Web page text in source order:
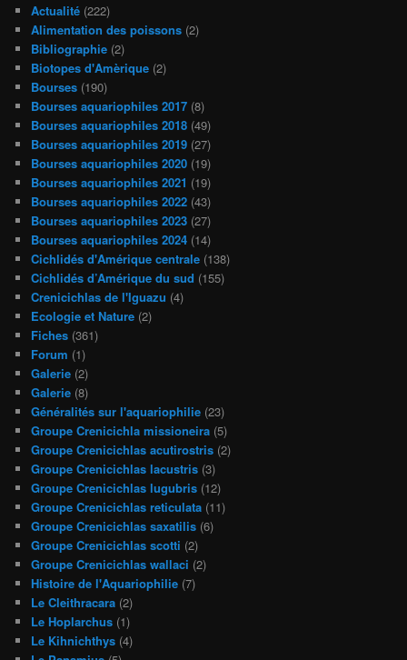
Actualité (222)
Alimentation des poissons (2)
Bibliographie (2)
Biotopes d'Amèrique (2)
Bourses (190)
Bourses aquariophiles 2017 (8)
Bourses aquariophiles 2018 (49)
Bourses aquariophiles 2019 (27)
Bourses aquariophiles 2020 (19)
Bourses aquariophiles 2021 (19)
Bourses aquariophiles 2022 (43)
Bourses aquariophiles 2023 (27)
Bourses aquariophiles 2024 (14)
Cichlidés d'Amérique centrale (138)
Cichlidés d’Amérique du sud (155)
Crenicichlas de l'Iguazu (4)
Ecologie et Nature (2)
Fiches (361)
Forum (1)
Galerie (2)
Galerie (8)
Généralités sur l'aquariophilie (23)
Groupe Crenicichla missioneira (5)
Groupe Crenicichlas acutirostris (2)
Groupe Crenicichlas lacustris (3)
Groupe Crenicichlas lugubris (12)
Groupe Crenicichlas reticulata (11)
Groupe Crenicichlas saxatilis (6)
Groupe Crenicichlas scotti (2)
Groupe Crenicichlas wallaci (2)
Histoire de l'Aquariophilie (7)
Le Cleithracara (2)
Le Hoplarchus (1)
Le Kihnichthys (4)